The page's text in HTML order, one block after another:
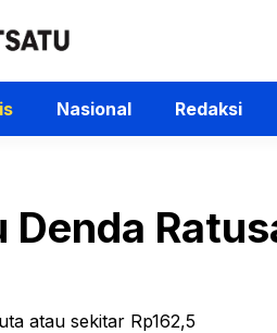
Nasional Redaksi
Denda
atau sekitar Rp162,5